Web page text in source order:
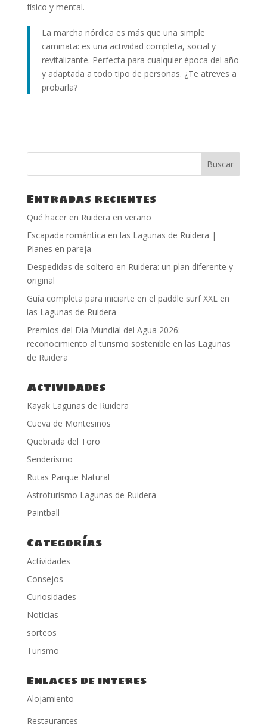
físico y mental.
La marcha nórdica es más que una simple
caminata: es una actividad completa, social y
revitalizante. Perfecta para cualquier época del año
y adaptada a todo tipo de personas. ¿Te atreves a
probarla?
Entradas recientes
Qué hacer en Ruidera en verano
Escapada romántica en las Lagunas de Ruidera |
Planes en pareja
Despedidas de soltero en Ruidera: un plan diferente y
original
Guía completa para iniciarte en el paddle surf XXL en
las Lagunas de Ruidera
Premios del Día Mundial del Agua 2026:
reconocimiento al turismo sostenible en las Lagunas
de Ruidera
Actividades
Kayak Lagunas de Ruidera
Cueva de Montesinos
Quebrada del Toro
Senderismo
Rutas Parque Natural
Astroturismo Lagunas de Ruidera
Paintball
Categorías
Actividades
Consejos
Curiosidades
Noticias
sorteos
Turismo
Enlaces de interes
Alojamiento
Restaurantes